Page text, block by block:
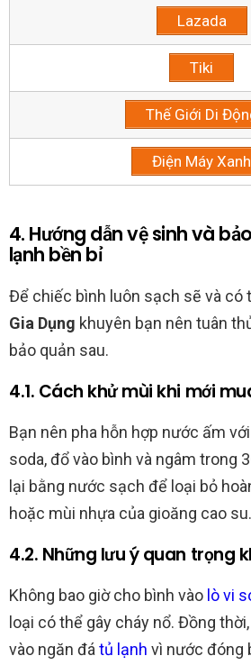
Lazada
Tiki
Thế Giới Di
Điện Máy Xanh
4. Hướng dẫn vệ sinh và
lạnh bền bỉ
Để chiếc bình luôn sạch sẽ và có
Gia Dụng khuyên bạn nên tuân
bảo quản sau.
4.1. Cách khử mùi khi mới
Bạn nên pha hỗn hợp nước ấm
soda, đổ vào bình và ngâm trong
lại bằng nước sạch để loại bỏ
hoặc mùi nhựa của gioăng cao su.
4.2. Những lưu ý quan trọng
Không bao giờ cho bình vào lò vi
loại có thể gây cháy nổ. Đồng
vào ngăn đá tủ lạnh vì nước đóng